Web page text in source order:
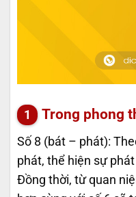
Trong phong
Số 8 (bát – phát):
phát, thể hiện sự
Đồng thời, từ quan